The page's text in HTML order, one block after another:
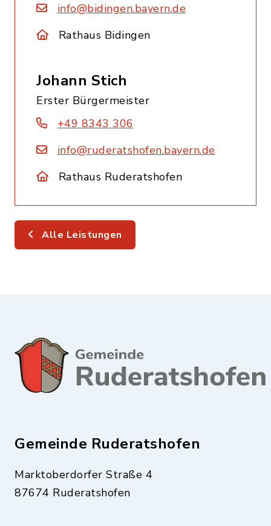
info@bidingen.bayern.de
Rathaus Bidingen
Johann Stich
Erster Bürgermeister
+49 8343 306
info@ruderatshofen.bayern.de
Rathaus Ruderatshofen
Alle Leistungen
Gemeinde Ruderatshofen
Marktoberdorfer Straße 4
87674 Ruderatshofen